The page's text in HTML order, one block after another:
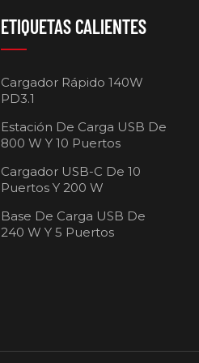
ETIQUETAS CALIENTES
Cargador Rápido 140W
PD3.1
Estación De Carga USB De
800 W Y 10 Puertos
Cargador USB-C De 10
Puertos Y 200 W
Base De Carga USB De
240 W Y 5 Puertos